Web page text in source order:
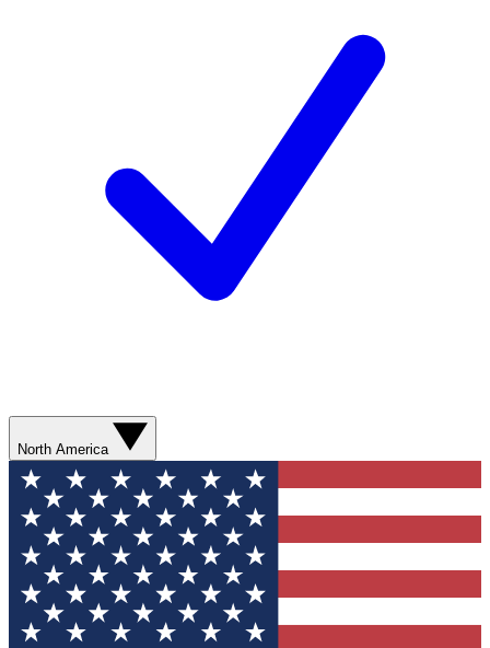
North America